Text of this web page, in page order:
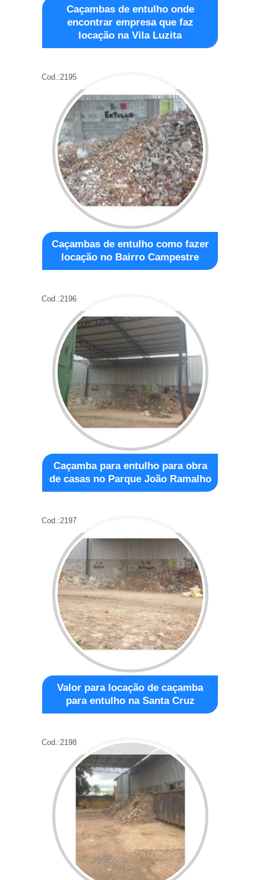
Caçambas de entulho onde
encontrar empresa que faz
locação na Vila Luzita
Cod.:2195
Caçambas de entulho como fazer
locação no Bairro Campestre
Cod.:2196
Caçamba para entulho para obra
de casas no Parque João Ramalho
Cod.:2197
Valor para locação de caçamba
para entulho na Santa Cruz
Cod.:2198